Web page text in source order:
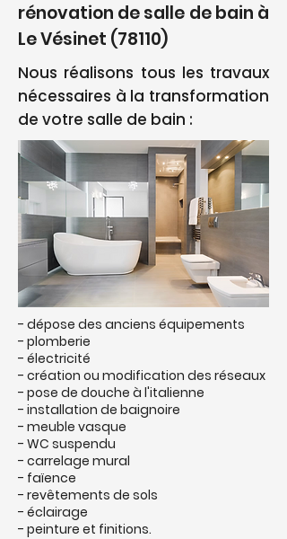
rénovation de salle de bain à
Le Vésinet (78110)
Nous réalisons tous les travaux
nécessaires à la transformation
de votre salle de bain :
- dépose des anciens équipements
- plomberie
- électricité
- création ou modification des réseaux
- pose de douche à l'italienne
- installation de baignoire
- meuble vasque
- WC suspendu
- carrelage mural
- faïence
- revêtements de sols
- éclairage
- peinture et finitions.